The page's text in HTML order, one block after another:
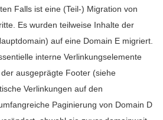
Falls ist eine (Teil-) Migration von
Es wurden teilweise Inhalte der
auf eine Domain E migriert.
interne Verlinkungselemente
ausgeprägte Footer (siehe
Verlinkungen auf den
Paginierung von Domain D